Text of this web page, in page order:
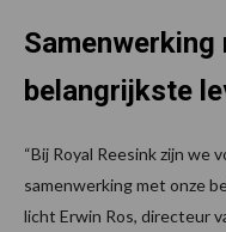
Samenwerking
belangrijkste
“Bij Royal Reesink zijn we
samenwerking met onze
licht Erwin Ros, directeur